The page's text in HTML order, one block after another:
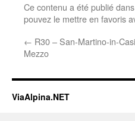
Ce contenu a été publié dans
pouvez le mettre en favoris
← R30 – San-Martino-in-
Mezzo
ViaAlpina.NET